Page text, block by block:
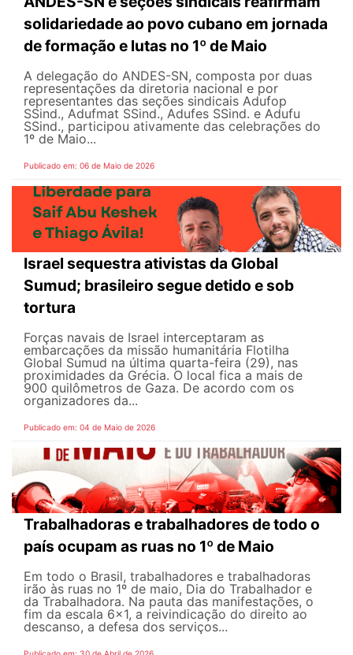
solidariedade ao povo cubano em jornada
de formação e lutas no 1º de Maio
A delegação do ANDES-SN, composta por duas
representações da diretoria nacional e por
representantes das seções sindicais Adufop
SSind., Adufmat SSind., Adufes SSind. e Adufu
SSind., participou ativamente das celebrações do
1º de Maio...
Publicado em: 06 de Maio de 2026
Israel sequestra ativistas da Global
Sumud; brasileiro segue detido e sob
tortura
Forças navais de Israel interceptaram as
embarcações da missão humanitária Flotilha
Global Sumud na última quarta-feira (29), nas
proximidades da Grécia. O local fica a mais de
900 quilômetros de Gaza. De acordo com os
organizadores da...
Publicado em: 04 de Maio de 2026
Trabalhadoras e trabalhadores de todo o
país ocupam as ruas no 1º de Maio
Em todo o Brasil, trabalhadores e trabalhadoras
irão às ruas no 1º de maio, Dia do Trabalhador e
da Trabalhadora. Na pauta das manifestações, o
fim da escala 6×1, a reivindicação do direito ao
descanso, a defesa dos serviços...